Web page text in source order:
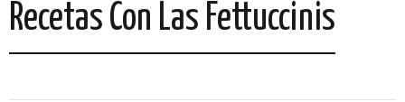
Recetas Con Las Fettuccinis